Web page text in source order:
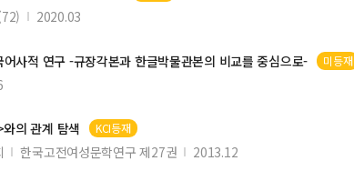
2020.03
사적 연구 -규장각본과 한글박물관본의 비교를 중심으로- 미등재
의 관계 탐색 KCI등재
한국고전여성문학연구 제27권 2013.12